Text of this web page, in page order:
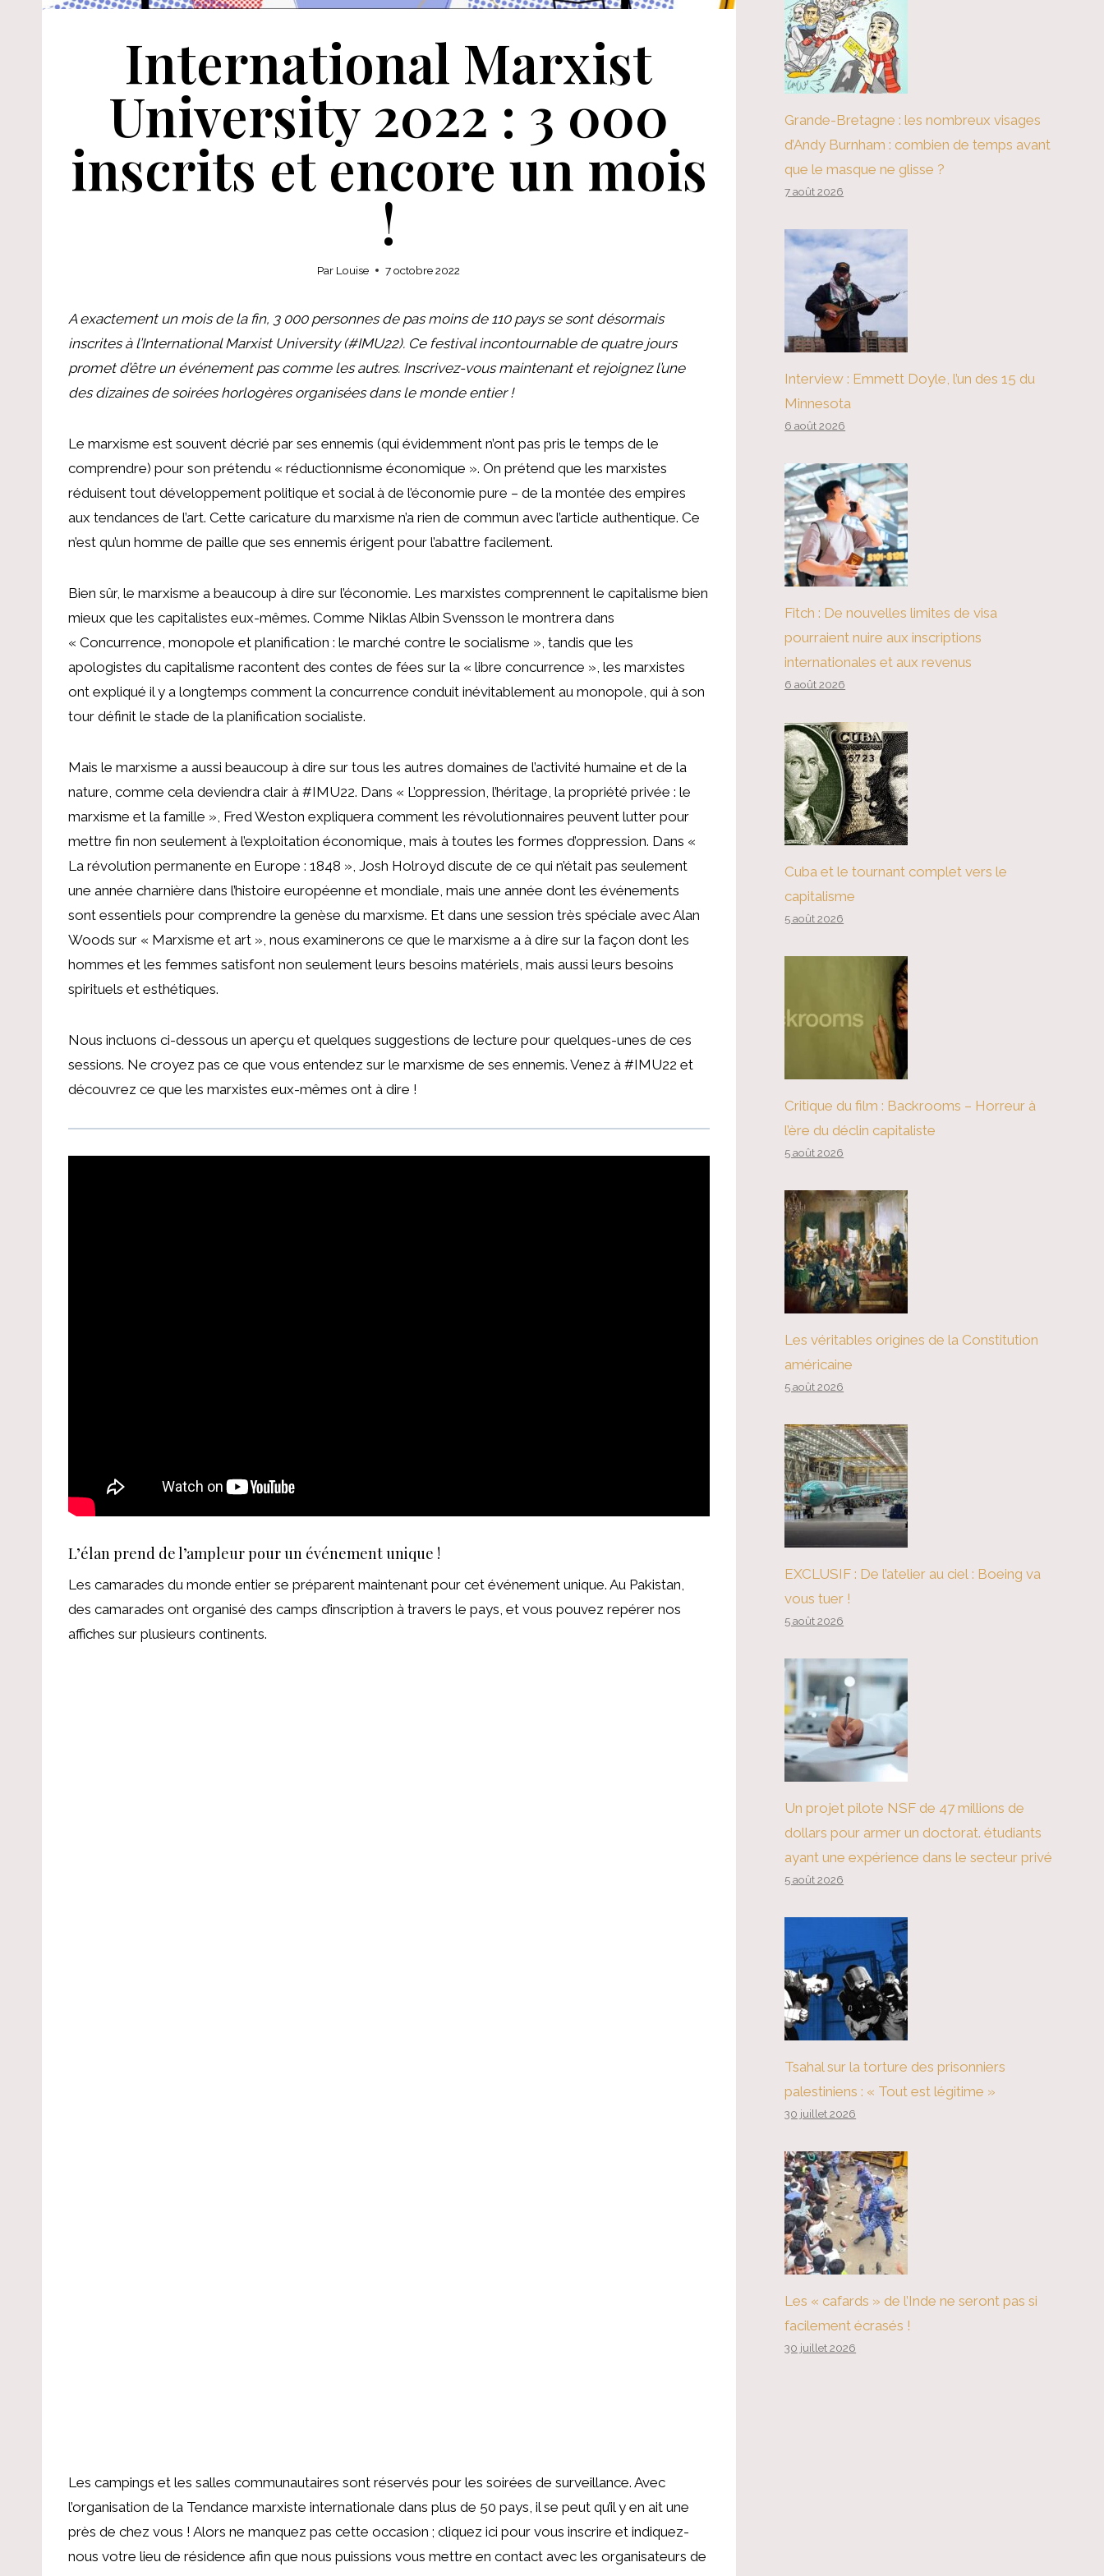
International Marxist
University 2022 : 3 000
inscrits et encore un mois
!
Par Louise 7 octobre 2022
A exactement un mois de la fin, 3 000 personnes de pas moins de 110 pays se sont désormais
inscrites à l’International Marxist University (#IMU22). Ce festival incontournable de quatre jours
promet d’être un événement pas comme les autres. Inscrivez-vous maintenant et rejoignez l’une
des dizaines de soirées horlogères organisées dans le monde entier !
Le marxisme est souvent décrié par ses ennemis (qui évidemment n’ont pas pris le temps de le
comprendre) pour son prétendu « réductionnisme économique ». On prétend que les marxistes
réduisent tout développement politique et social à de l’économie pure – de la montée des empires
aux tendances de l’art. Cette caricature du marxisme n’a rien de commun avec l’article authentique. Ce
n’est qu’un homme de paille que ses ennemis érigent pour l’abattre facilement.
Bien sûr, le marxisme a beaucoup à dire sur l’économie. Les marxistes comprennent le capitalisme bien
mieux que les capitalistes eux-mêmes. Comme Niklas Albin Svensson le montrera dans
« Concurrence, monopole et planification : le marché contre le socialisme », tandis que les
apologistes du capitalisme racontent des contes de fées sur la « libre concurrence », les marxistes
ont expliqué il y a longtemps comment la concurrence conduit inévitablement au monopole, qui à son
tour définit le stade de la planification socialiste.
Mais le marxisme a aussi beaucoup à dire sur tous les autres domaines de l’activité humaine et de la
nature, comme cela deviendra clair à #IMU22. Dans « L’oppression, l’héritage, la propriété privée : le
marxisme et la famille », Fred Weston expliquera comment les révolutionnaires peuvent lutter pour
mettre fin non seulement à l’exploitation économique, mais à toutes les formes d’oppression. Dans «
La révolution permanente en Europe : 1848 », Josh Holroyd discute de ce qui n’était pas seulement
une année charnière dans l’histoire européenne et mondiale, mais une année dont les événements
sont essentiels pour comprendre la genèse du marxisme. Et dans une session très spéciale avec Alan
Woods sur « Marxisme et art », nous examinerons ce que le marxisme a à dire sur la façon dont les
hommes et les femmes satisfont non seulement leurs besoins matériels, mais aussi leurs besoins
spirituels et esthétiques.
Nous incluons ci-dessous un aperçu et quelques suggestions de lecture pour quelques-unes de ces
sessions. Ne croyez pas ce que vous entendez sur le marxisme de ses ennemis. Venez à #IMU22 et
découvrez ce que les marxistes eux-mêmes ont à dire !
L’élan prend de l’ampleur pour un événement unique !
Les camarades du monde entier se préparent maintenant pour cet événement unique. Au Pakistan,
des camarades ont organisé des camps d’inscription à travers le pays, et vous pouvez repérer nos
affiches sur plusieurs continents.
Les campings et les salles communautaires sont réservés pour les soirées de surveillance. Avec
l’organisation de la Tendance marxiste internationale dans plus de 50 pays, il se peut qu’il y en ait une
près de chez vous ! Alors ne manquez pas cette occasion ; cliquez ici pour vous inscrire et indiquez-
nous votre lieu de résidence afin que nous puissions vous mettre en contact avec les organisateurs de
Grande-Bretagne : les nombreux visages
d’Andy Burnham : combien de temps avant
que le masque ne glisse ?
7 août 2026
Interview : Emmett Doyle, l’un des 15 du
Minnesota
6 août 2026
Fitch : De nouvelles limites de visa
pourraient nuire aux inscriptions
internationales et aux revenus
6 août 2026
Cuba et le tournant complet vers le
capitalisme
5 août 2026
Critique du film : Backrooms – Horreur à
l’ère du déclin capitaliste
5 août 2026
Les véritables origines de la Constitution
américaine
5 août 2026
EXCLUSIF : De l’atelier au ciel : Boeing va
vous tuer !
5 août 2026
Un projet pilote NSF de 47 millions de
dollars pour armer un doctorat. étudiants
ayant une expérience dans le secteur privé
5 août 2026
Tsahal sur la torture des prisonniers
palestiniens : « Tout est légitime »
30 juillet 2026
Les « cafards » de l’Inde ne seront pas si
facilement écrasés !
30 juillet 2026